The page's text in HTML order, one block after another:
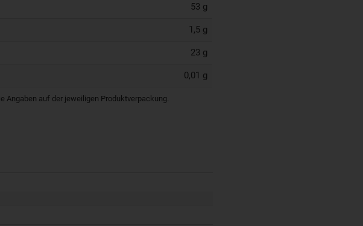
53 g
1,5 g
23 g
0,01 g
auf der jeweiligen Produktverpackung.